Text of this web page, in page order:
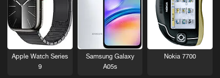
Nokia 7700
Samsung Galaxy
A05s
Apple Watch Series
9